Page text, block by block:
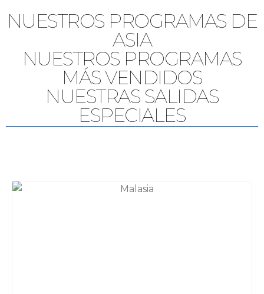
NUESTROS PROGRAMAS DE
ASIA
NUESTROS PROGRAMAS
MÁS VENDIDOS
NUESTRAS SALIDAS
ESPECIALES